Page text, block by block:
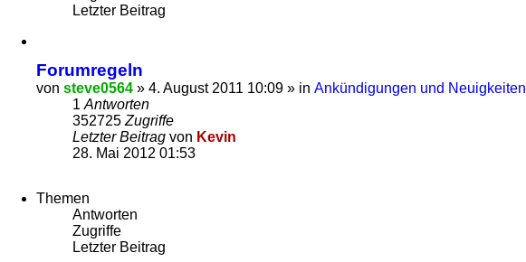
Letzter Beitrag
Forumregeln
von steve0564 » 4. August 2011 10:09 » in Ankündigungen und Neuigkeiten
1 Antworten
352725 Zugriffe
Letzter Beitrag von Kevin
28. Mai 2012 01:53
Themen
Antworten
Zugriffe
Letzter Beitrag